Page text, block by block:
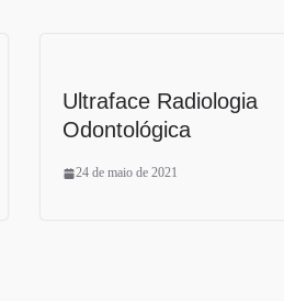
Ultraface Radiologia
Odontológica
24 de maio de 2021